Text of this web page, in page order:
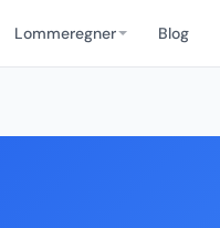
Lommeregner Blog